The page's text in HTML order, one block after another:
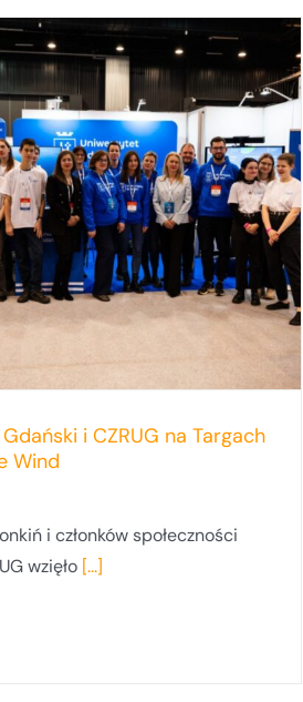
i CZRUG na Targach
Wind
i członków społeczności
wzięło [...]
CO-WAY – wizyta studyjna
CZRUG w Norwegii